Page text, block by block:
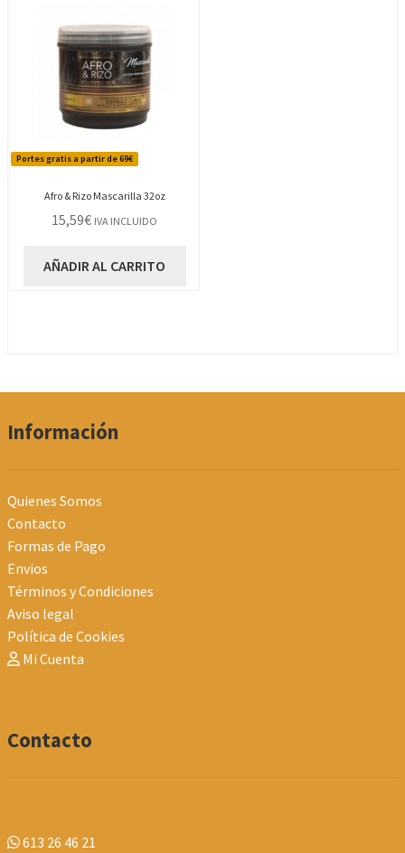
Portes gratis a partir de 69€
Afro & Rizo Mascarilla 32oz
15,59€ IVA INCLUIDO
AÑADIR AL CARRITO
Información
Quienes Somos
Contacto
Formas de Pago
Envios
Términos y Condiciones
Aviso legal
Política de Cookies
Mi Cuenta
Contacto
613 26 46 21